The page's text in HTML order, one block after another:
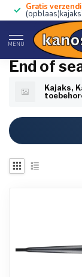
Gratis
MENU
Home / SALE!!
End of
Kajaks,